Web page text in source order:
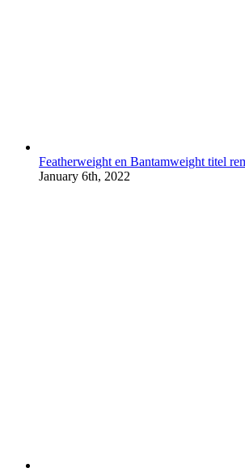
Featherweight en Bantamweight titel
January 6th, 2022